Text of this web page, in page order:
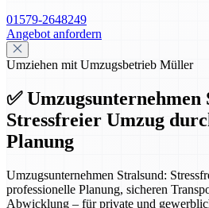
01579-2648249
Angebot anfordern
Umziehen mit Umzugsbetrieb Müller
✅ Umzugsunternehmen
Stressfreier Umzug
Planung
Umzugsunternehmen Stralsund:
professionelle Planung, sicheren
Abwicklung – für private und